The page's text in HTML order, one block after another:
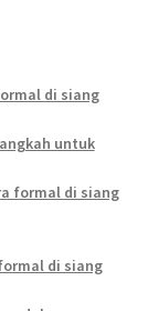
di siang
untuk
formal di siang
di siang